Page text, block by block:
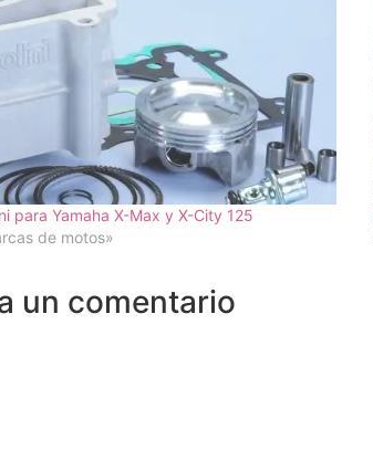
para Yamaha X-Max y X-City 125
de motos»
un comentario